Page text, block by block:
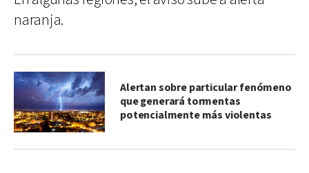
naranja.
Alertan sobre particular fenómeno
que generará tormentas
potencialmente más violentas